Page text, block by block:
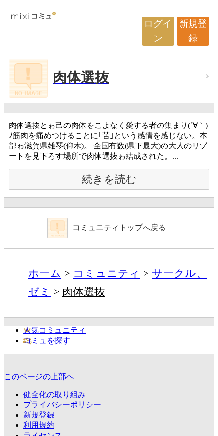
ログイ
ン
新規登
録
肉体選抜
肉体選抜とゎ己の肉体をこよなく愛する者の集まり(´∀｀)
ﾉ筋肉を痛めつけることに｢苦｣という感情を感じない。本
部ゎ滋賀県雄琴(仰木)。 全国有数(県下最大)の大人のリゾ
ートを見下ろす場所で肉体選抜ゎ結成された。...
続きを読む
コミュニティトップへ戻る
ホーム コミュニティ
サークル、
ゼミ
肉体選抜
人気コミュニティ
コミュを探す
このページの上部へ
健全化の取り組み
プライバシーポリシー
新規登録
利用規約